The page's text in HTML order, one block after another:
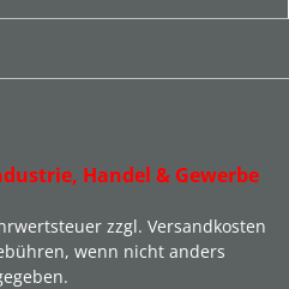
Handel & Gewerbe
zzgl. Versandkosten
wenn nicht anders